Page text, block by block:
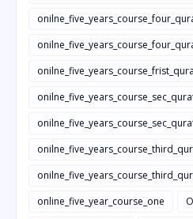
online_five_year_course_one